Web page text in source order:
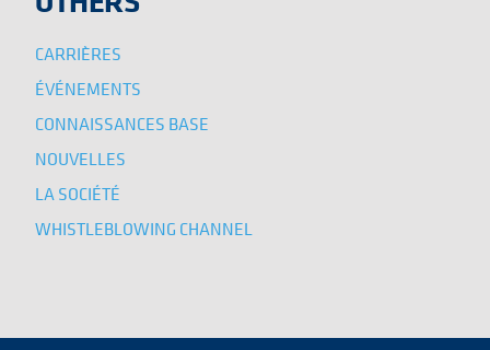
CARRIÈRES
ÉVÉNEMENTS
CONNAISSANCES BASE
NOUVELLES
LA SOCIÉTÉ
WHISTLEBLOWING CHANNEL